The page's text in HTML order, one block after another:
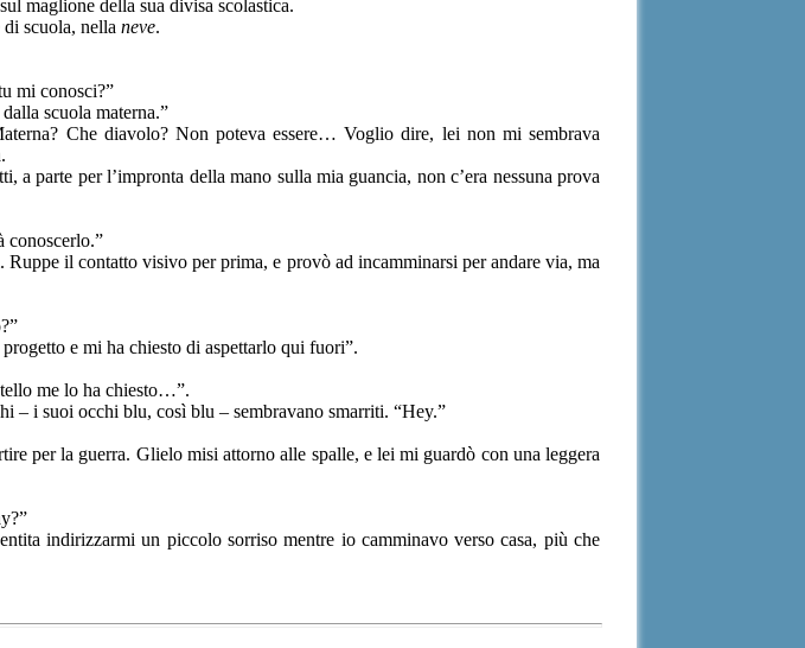
maglione della sua divisa scolastica.
di scuola, nellaneve.
mi conosci?”
scuola materna.”
Che diavolo? Non poteva essere… Voglio dire, lei non mi sembrava
parte per l’impronta della mano sulla mia guancia, non c’era nessuna prova
conoscerlo.”
il contatto visivo per prima, e provò ad incamminarsi per andare via, ma
e mi ha chiesto di aspettarlo qui fuori”.
me lo ha chiesto…”.
– i suoi occhi blu, così blu – sembravano smarriti. “Hey.”
per la guerra. Glielo misi attorno alle spalle, e lei mi guardò con una leggera
indirizzarmi un piccolo sorriso mentre io camminavo verso casa, più che